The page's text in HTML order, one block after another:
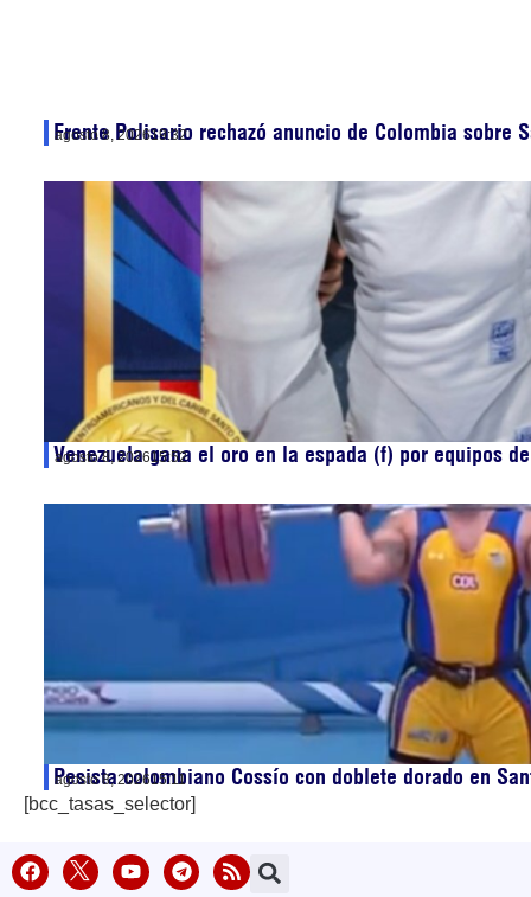
Frente Polisario rechazó anuncio de Colombia sobre
agosto 8, 202619:32
Venezuela gana el oro en la espada (f) por equipos
agosto 8, 202615:52
Pesista colombiano Cossío con doblete dorado en
agosto 8, 202615:11
[bcc_tasas_selector]